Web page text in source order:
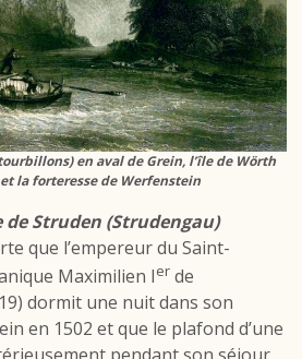
en aval de Grein, l’île de Wörth
la forteresse de Werfenstein
de Struden (Strudengau)
que l’empereur du Saint-
Maximilien Ier de
dormit une nuit dans son
en 1502 et que le plafond d’une